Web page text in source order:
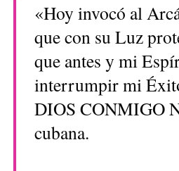
«Hoy invocó al
que con su Luz
que antes y mi
interrumpir mi
DIOS CONMIGO
cubana.